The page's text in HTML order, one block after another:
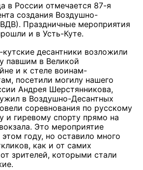
в России отмечается 87-я
создания Воздушно-
Праздничные мероприятия
и в Усть-Куте.
десантники возложили
павшим в Великой
и к стеле воинам-
посетили могилу нашего
Андрея Шерстянникова,
в Воздушно-Десантных
соревнования по русскому
и гиревому спорту прямо на
Это мероприятие
году, но оставило много
как и от самих
зрителей, которыми стали